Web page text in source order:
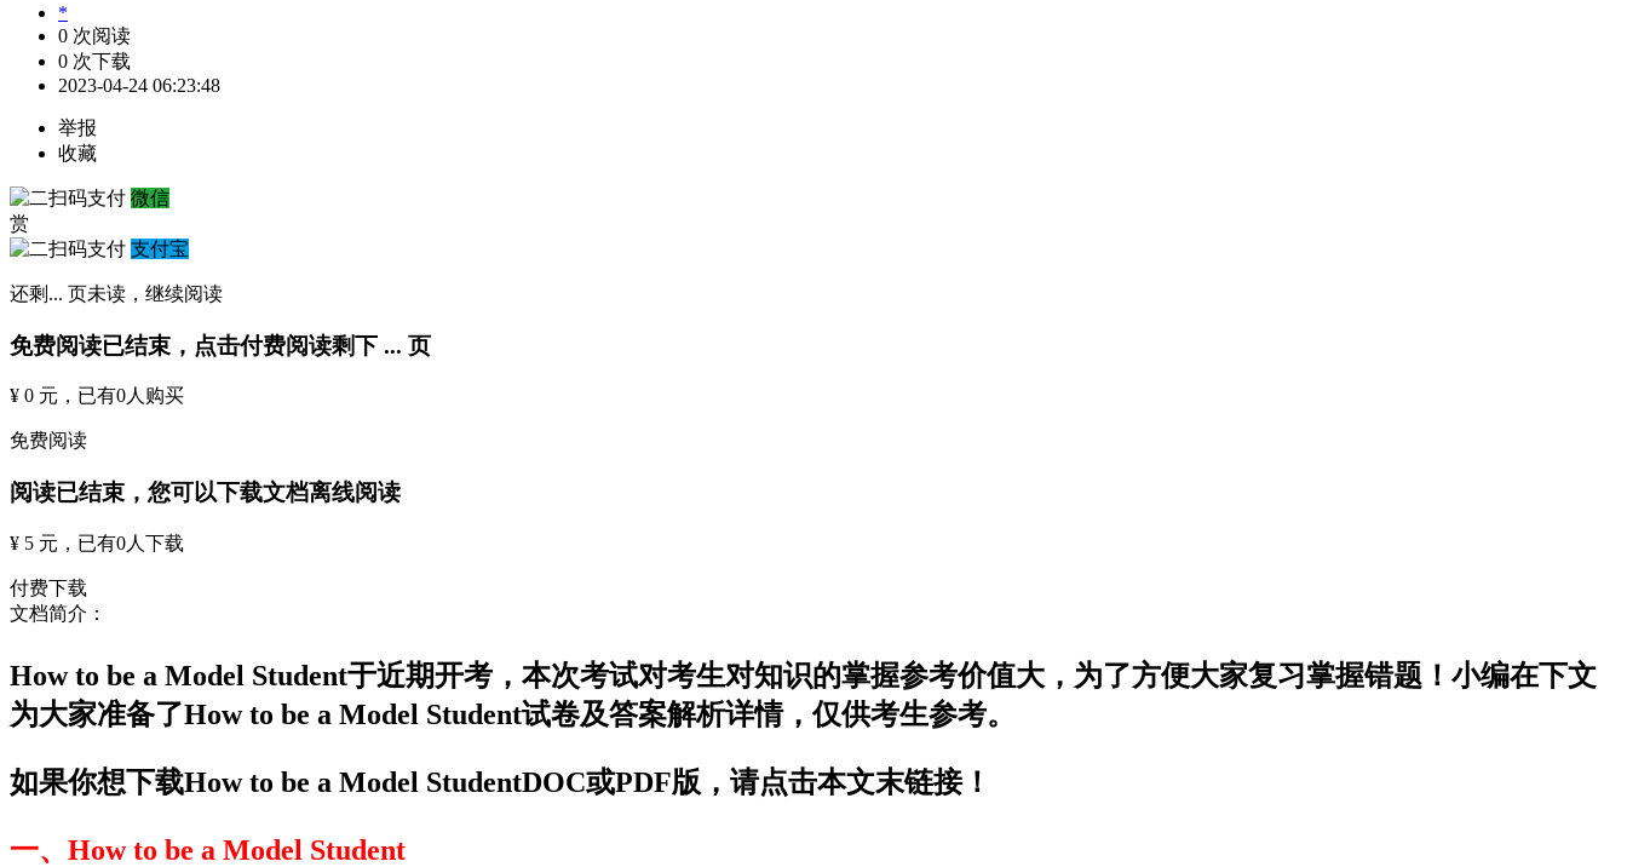
*
0 次阅读
0 次下载
2023-04-24 06:23:48
举报
收藏
微信
赏
支付宝
还剩 ... 页未读， 继续阅读
免费阅读已结束，点击付费阅读剩下 ... 页
¥ 0 元 ，已有0人购买
免费阅读
阅读已结束，您可以下载文档离线阅读
¥ 5 元 ，已有0人下载
付费下载
文档简介：
How to be a Model Student于近期开考，本次考试对考生对知识的掌握参考价值大，为了方便大家复习掌握错题！小编在下文
为大家准备了How to be a Model Student试卷及答案解析详情，仅供考生参考。
如果你想下载How to be a Model StudentDOC或PDF版，请点击本文末链接！
一、How to be a Model Student